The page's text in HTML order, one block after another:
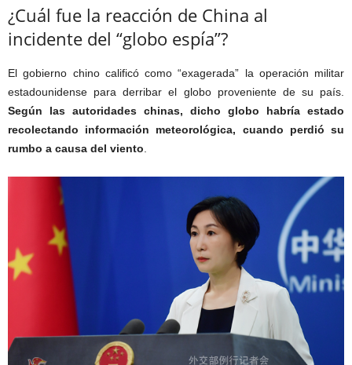
¿Cuál fue la reacción de China al
incidente del “globo espía”?
El gobierno chino calificó como “exagerada” la operación militar
estadounidense para derribar el globo proveniente de su país.
Según las autoridades chinas, dicho globo habría estado
recolectando información meteorológica, cuando perdió su
rumbo a causa del viento